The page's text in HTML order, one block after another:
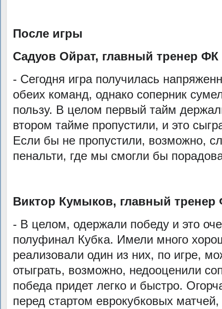
После игры
Садуов Ойрат, главный тренер
- Сегодня игра получилась
обеих команд, однако соперник
пользу. В целом первый тайм
втором тайме пропустили, и это
Если бы не пропустили, возможно,
пенальти, где мы смогли бы
Виктор Кумыков, главный тренер
- В целом, одержали победу и это
полуфинал Кубка. Имели много
реализовали один из них, по игре,
отыграть, возможно, недооценили
победа придет легко и быстро.
перед стартом еврокубковых